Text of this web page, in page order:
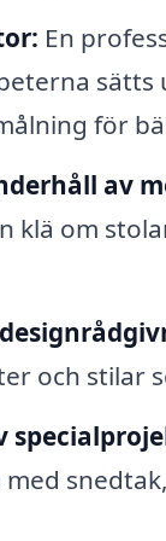
En
sätts
för
av
klä om
och stilar